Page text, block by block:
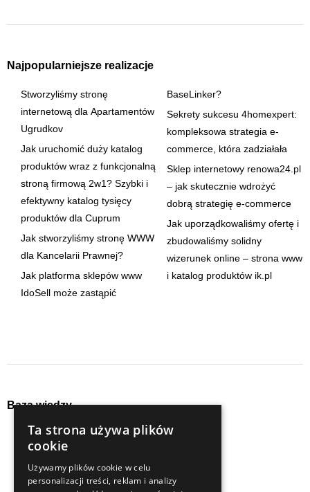
Najpopularniejsze realizacje
Stworzyliśmy stronę
internetową dla Apartamentów
Ugrudkov
Jak uruchomić duży katalog
produktów wraz z funkcjonalną
stroną firmową 2w1? Szybki i
efektywny katalog tysięcy
produktów dla Cuprum
Jak stworzyliśmy stronę WWW
dla Kancelarii Prawnej?
Jak platforma sklepów www
IdoSell może zastąpić
BaseLinker?
Sekrety sukcesu 4homexpert:
kompleksowa strategia e-
commerce, która zadziałała
Sklep internetowy renowa24.pl
– jak skutecznie wdrożyć
dobrą strategię e-commerce
Jak uporządkowaliśmy ofertę i
zbudowaliśmy solidny
wizerunek online – strona www
i katalog produktów ik.pl
Baza wiedzy
audyty
content
e-commerce
seo
strategia
Ta strona używa plików
cookie
Używamy plików cookie w celu
personalizacji treści, reklam i analizy